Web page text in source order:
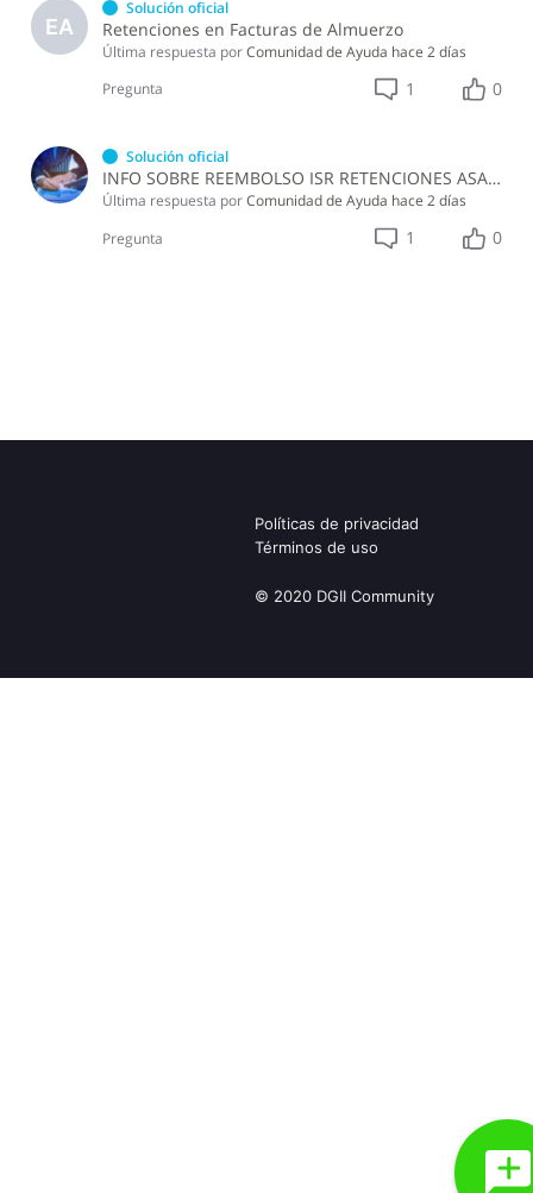
EA
Solución oficial
Retenciones en Facturas de Almuerzo
Última respuesta porComunidad de Ayuda hace 2 días
Pregunta
1 0
Solución oficial
INFO SOBRE REEMBOLSO ISR RETENCIONES ASALARIADOS
Última respuesta porComunidad de Ayuda hace 2 días
Pregunta
1 0
Políticas de privacidad
Términos de uso
© 2020 DGII Community